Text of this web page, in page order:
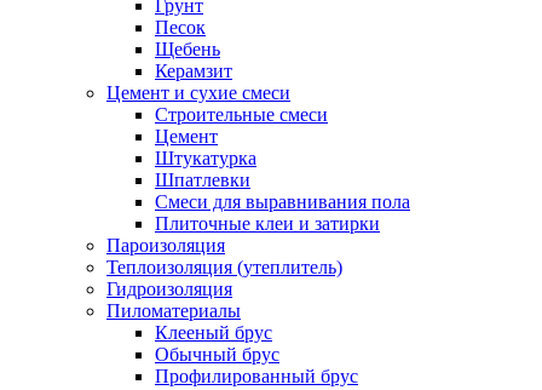
Грунт
Песок
Щебень
Керамзит
Цемент и сухие смеси
Строительные смеси
Цемент
Штукатурка
Шпатлевки
Смеси для выравнивания пола
Плиточные клеи и затирки
Пароизоляция
Теплоизоляция (утеплитель)
Гидроизоляция
Пиломатериалы
Клееный брус
Обычный брус
Профилированный брус